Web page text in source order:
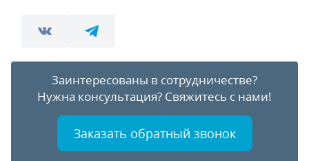
Заинтересованы в сотрудничестве?
Нужна консультация? Свяжитесь с нами!
Заказать обратный звонок